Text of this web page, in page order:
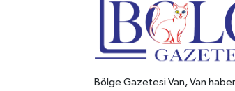
Bölge Gazetesi Van, Van